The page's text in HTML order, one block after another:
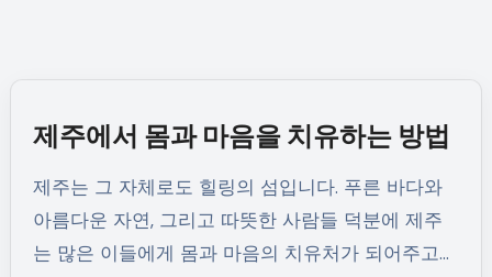
제주에서 몸과 마음을 치유하는 방법
제주는 그 자체로도 힐링의 섬입니다. 푸른 바다와
아름다운 자연, 그리고 따뜻한 사람들 덕분에 제주
는 많은 이들에게 몸과 마음의 치유처가 되어주고…